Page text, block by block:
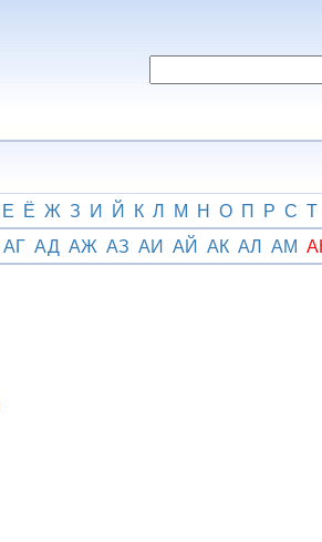
Е Ё Ж З И Й К Л М Н О П Р С Т
АГ АД АЖ АЗ АИ АЙ АК АЛ АМ